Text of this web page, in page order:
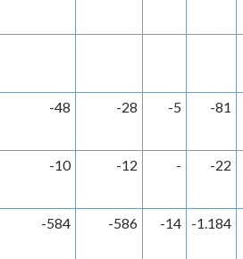
-48 -28 -5 -81
-10 -12 - -22
-584 -586 -14 -1.184